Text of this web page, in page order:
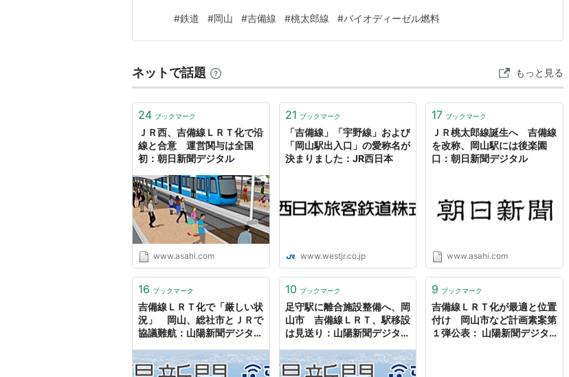
リスト::鉄道路線
きます。岡山駅と総社駅を結ぶ吉備線は現在は桃太郎線という愛称が付けられていま
す。沿線に「桃太郎伝説」のモデルとなった神話や史…
#鉄道 #岡山 #吉備線 #桃太郎線 #バイオディーゼル燃料
ネットで話題 もっと見る
24 ブックマーク
ＪＲ西、吉備線ＬＲＴ化で沿
線と合意 運営関与は全国
初：朝日新聞デジタル
www.asahi.com
21 ブックマーク
「吉備線」「宇野線」および
「岡山駅出入口」の愛称名が
決まりました：JR西日本
www.westjr.co.jp
17 ブックマーク
ＪＲ桃太郎線誕生へ 吉備線
を改称、岡山駅には後楽園
口：朝日新聞デジタル
www.asahi.com
16 ブックマーク
吉備線ＬＲＴ化で「厳しい状
況」 岡山、総社市とＪＲで
協議難航：山陽新聞デジタル
10 ブックマーク
足守駅に離合施設整備へ、岡
山市 吉備線ＬＲＴ、駅移設
は見送り：山陽新聞デジタル
9 ブックマーク
吉備線ＬＲＴ化が最適と位置
付け 岡山市など計画素案第
１弾公表： 山陽新聞デジタ